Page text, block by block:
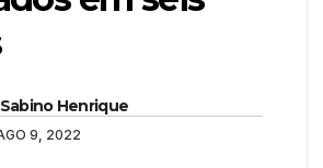
Sabino Henrique
9, 2022